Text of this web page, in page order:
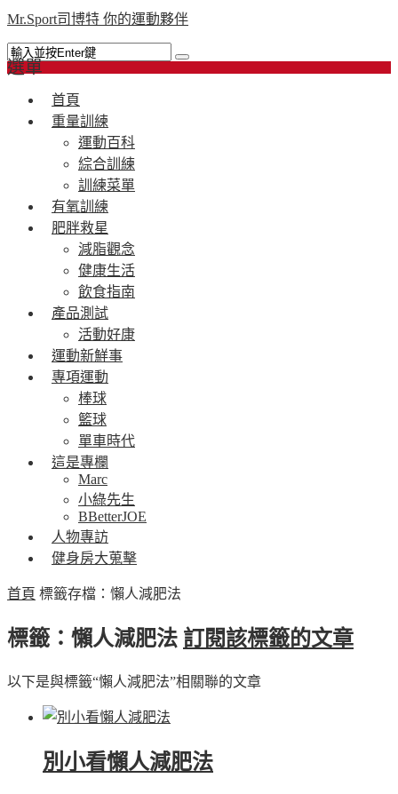
Mr.Sport司博特 你的運動夥伴
選單
首頁
重量訓練
運動百科
綜合訓練
訓練菜單
有氧訓練
肥胖救星
減脂觀念
健康生活
飲食指南
產品測試
活動好康
運動新鮮事
專項運動
棒球
籃球
單車時代
這是專欄
Marc
小綠先生
BBetterJOE
人物專訪
健身房大蒐擊
首頁 標籤存檔：懶人減肥法
標籤：懶人減肥法 訂閱該標籤的文章
以下是與標籤“懶人減肥法”相關聯的文章
別小看懶人減肥法